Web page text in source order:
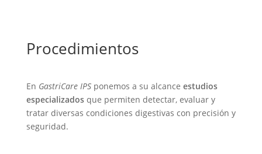
Procedimientos
En GastriCare IPSponemos a su alcance estudios
especializadosque permiten detectar, evaluar y
tratar diversas condiciones digestivas con precisión y
seguridad.